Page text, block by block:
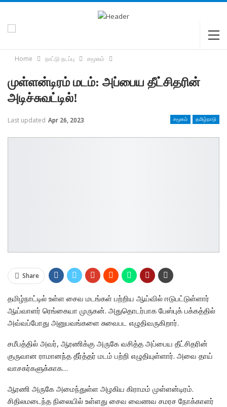
Home நாட்டு நடப்பு சமூகம்
முள்ளன்டிரம் மடம்: அப்பைய தீட்சிதரின்
அடிச்சுவட்டில்!
சமூகம் தமிழ்நாடு
Last updated Apr 26, 2023
Share
தமிழ்நாட்டில் உள்ள சைவ மடங்கள் பற்றிய ஆய்வில் ஈடுபட்டுள்ளார்
ஆய்வாளர் ரெங்கையா முருகன். அதுதொடர்பாக பேஸ்புக் பக்கத்தில்
அவ்வப்போது அனுபவங்களை சுவைபட எழுதிவருகிறார்.
சமீபத்தில் அவர், ஆரணிக்கு அருகே வசித்த அப்பைய தீட்சிதரின்
குருவான ராமானந்த தீர்த்தர் மடம் பற்றி எழுதியுள்ளார். அவை தாய்
வாசகர்களுக்காக…
ஆரணி அருகே அமைந்துள்ள அழகிய கிராமம் முள்ளன்டிரம்.
சிதிலமடைந்த நிலையில் உள்ளது சைவ வைணவ சமரச நோக்காளர்